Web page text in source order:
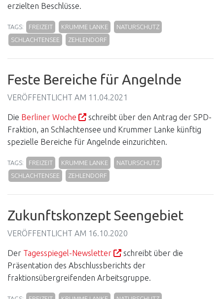
erzielten Beschlüsse.
TAGS: FREIZEIT KRUMME LANKE
NATURSCHUTZ
SCHLACHTENSEE
ZEHLENDORF
Feste Bereiche für Angelnde
VERÖFFENTLICHT AM 11.04.2021
Die Berliner Woche
schreibt über den Antrag der SPD-
Fraktion, an Schlachtensee und Krummer Lanke künftig
spezielle Bereiche für Angelnde einzurichten.
TAGS: FREIZEIT KRUMME LANKE
NATURSCHUTZ
SCHLACHTENSEE
ZEHLENDORF
Zukunftskonzept Seengebiet
VERÖFFENTLICHT AM 16.10.2020
Der Tagesspiegel-Newsletter
schreibt über die
Präsentation des Abschlussberichts der
fraktionsübergreifenden Arbeitsgruppe.